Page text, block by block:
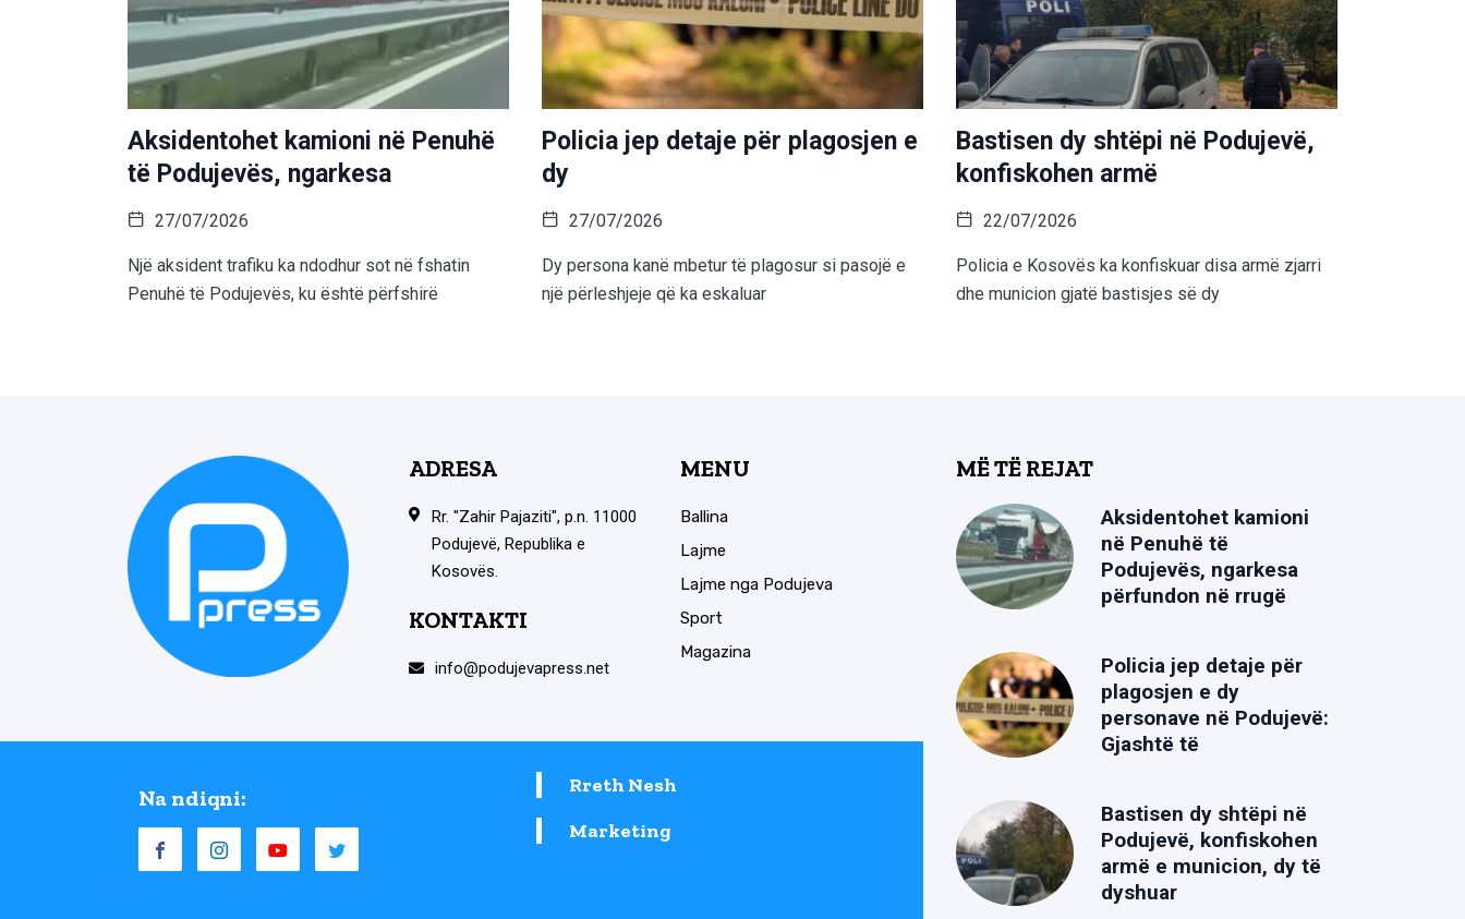
Aksidentohet kamioni në Penuhë
të Podujevës, ngarkesa
27/07/2026
Një aksident trafiku ka ndodhur sot në fshatin
Penuhë të Podujevës, ku është përfshirë
Policia jep detaje për plagosjen e
dy
27/07/2026
Dy persona kanë mbetur të plagosur si pasojë e
një përleshjeje që ka eskaluar
Bastisen dy shtëpi në Podujevë,
konfiskohen armë
22/07/2026
Policia e Kosovës ka konfiskuar disa armë zjarri
dhe municion gjatë bastisjes së dy
ADRESA
Rr. "Zahir Pajaziti", p.n. 11000
Podujevë, Republika e
Kosovës.
KONTAKTI
info@podujevapress.net
MENU
Ballina
Lajme
Lajme nga Podujeva
Sport
Magazina
Na ndiqni:
Rreth Nesh
Marketing
MË TË REJAT
Aksidentohet kamioni
në Penuhë të
Podujevës, ngarkesa
përfundon në rrugë
Policia jep detaje për
plagosjen e dy
personave në Podujevë:
Gjashtë të
Bastisen dy shtëpi në
Podujevë, konfiskohen
armë e municion, dy të
dyshuar